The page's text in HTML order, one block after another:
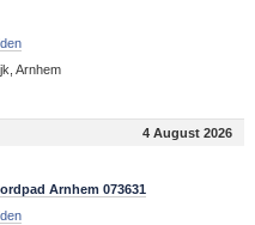
Arnhem
4 August 2026
Arnhem 073631